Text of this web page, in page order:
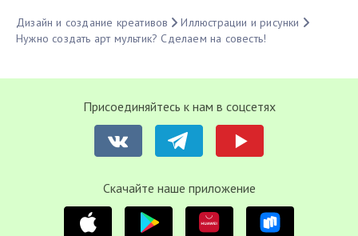
Дизайн и создание креативов
Иллюстрации и рисунки
Нужно создать арт мультик? Сделаем на совесть!
Присоединяйтесь к нам в соцсетях
Cкачайте наше приложение